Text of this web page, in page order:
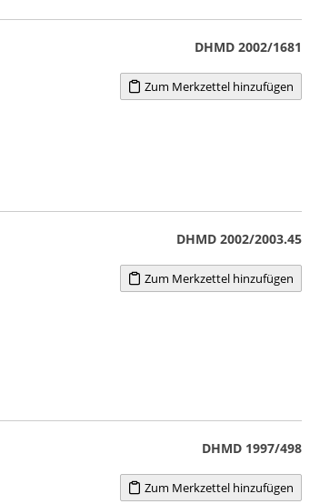
DHMD 2002/1681
Zum Merkzettel hinzufügen
DHMD 2002/2003.45
Zum Merkzettel hinzufügen
DHMD 1997/498
Zum Merkzettel hinzufügen